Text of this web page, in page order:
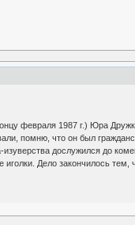
февраля 1987 г.) Юра
помню, что он был
дослужился до
Дело закончилось